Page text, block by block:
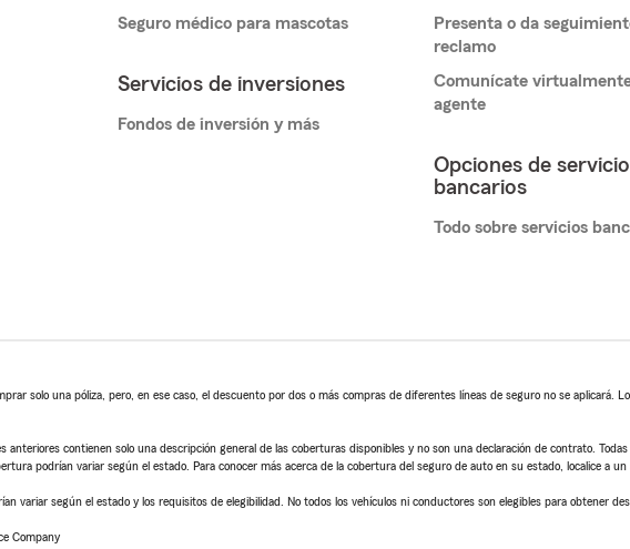
Seguro médico para mascotas
Servicios de inversiones
Fondos de inversión y más
Presenta o da
reclamo
Comunícate
agente
Opciones de
bancarios
Todo sobre servicios
solo una póliza, pero, en ese caso, el descuento por dos o más compras de diferentes líneas de seguro no se aplicará.
anteriores contienen solo una descripción general de las coberturas disponibles y no son una declaración de contrato.
podrían variar según el estado. Para conocer más acerca de la cobertura del seguro de auto en su estado, localice a un
variar según el estado y los requisitos de elegibilidad. No todos los vehículos ni conductores son elegibles para obtener
Company